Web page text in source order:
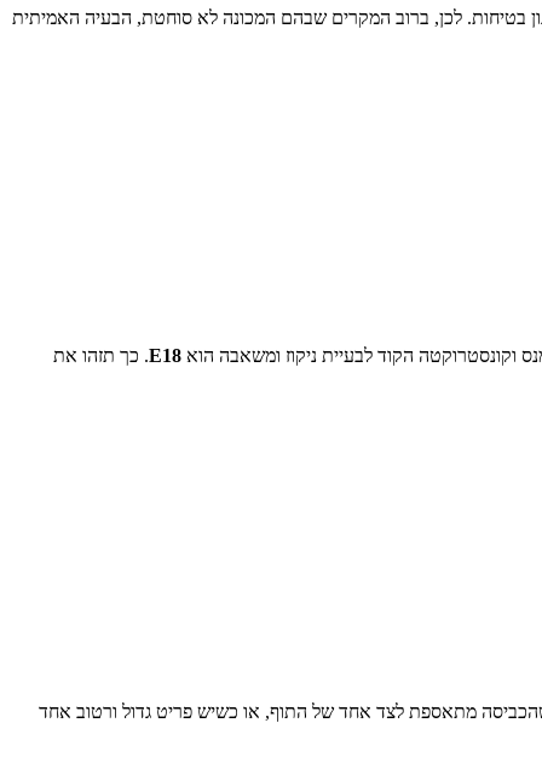
בטיחות. לכן, ברוב המקרים שבהם המכונה לא סוחטת, הבעיה האמיתית
וקונסטרוקטה הקוד לבעיית ניקוז ומשאבה הוא E18. כך תזהו את
מתאספת לצד אחד של התוף, או כשיש פריט גדול ורטוב אחד